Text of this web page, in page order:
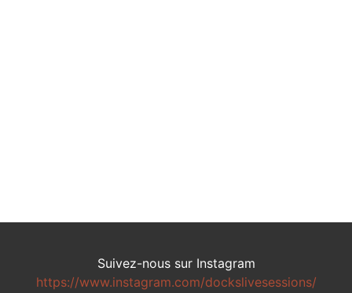
Suivez-nous sur Instagram
https://www.instagram.com/dockslivesessions/